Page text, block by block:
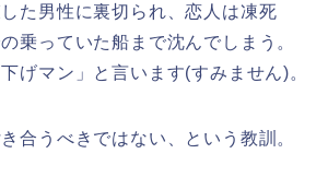
た男性に裏切られ、恋人は凍死
乗っていた船まで沈んでしまう。
げマン」と言います(すみません)。
合うべきではない、という教訓。